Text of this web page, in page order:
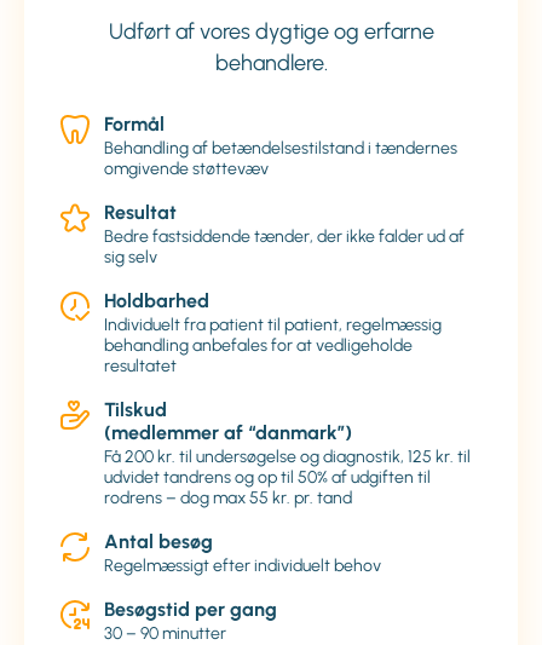
Udført af vores dygtige og erfarne
behandlere.
Formål
Behandling af betændelsestilstand i tændernes
omgivende støttevæv
Resultat
Bedre fastsiddende tænder, der ikke falder ud af
sig selv
Holdbarhed
Individuelt fra patient til patient, regelmæssig
behandling anbefales for at vedligeholde
resultatet
Tilskud
(medlemmer af “danmark”)
Få 200 kr. til undersøgelse og diagnostik, 125 kr. til
udvidet tandrens og op til 50% af udgiften til
rodrens – dog max 55 kr. pr. tand
Antal besøg
Regelmæssigt efter individuelt behov
Besøgstid per gang
30 – 90 minutter